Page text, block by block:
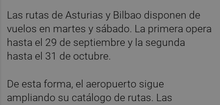
Las rutas de Asturias y Bilbao disponen de
vuelos en martes y sábado. La primera opera
hasta el 29 de septiembre y la segunda
hasta el 31 de octubre.
De esta forma, el aeropuerto sigue
ampliando su catálogo de rutas. Las